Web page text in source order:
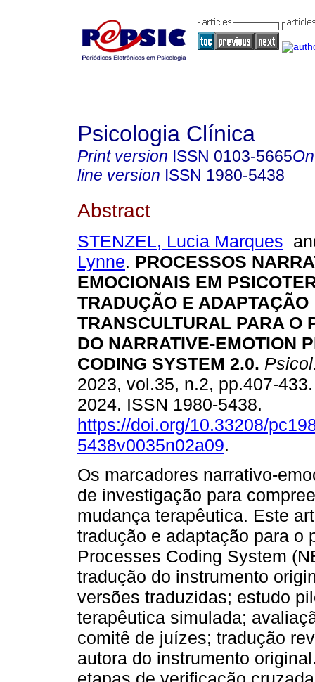
Psicologia Clínica
Print version ISSN 0103-5665
line version ISSN 1980-5438
Abstract
STENZEL, Lucia Marques
Lynne. PROCESSOS
EMOCIONAIS EM
TRADUÇÃO E ADAPTAÇÃO
TRANSCULTURAL PARA O
DO NARRATIVE-EMOTION
CODING SYSTEM 2.0.
2023, vol.35, n.2, pp.407-
2024. ISSN 1980-5438.
https://doi.org/10.33208/
5438v0035n02a09.
Os marcadores narrativo-
de investigação para
mudança terapêutica. Este
tradução e adaptação para o
Processes Coding System
tradução do instrumento
versões traduzidas; estudo
terapêutica simulada;
comitê de juízes; tradução
autora do instrumento